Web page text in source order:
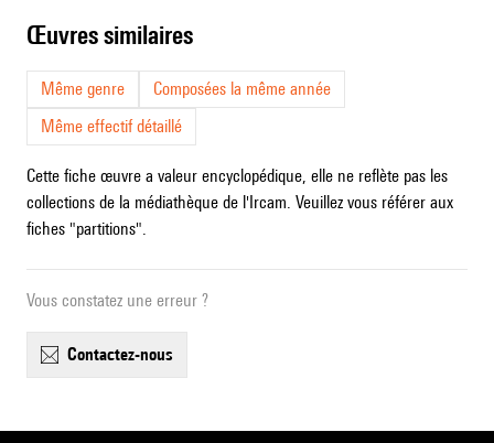
œuvres similaires
Même genre
Composées la même année
Même effectif détaillé
Cette fiche œuvre a valeur encyclopédique, elle ne reflète pas les
collections de la médiathèque de l'Ircam. Veuillez vous référer aux
fiches "partitions".
Vous constatez une erreur ?
contactez-nous